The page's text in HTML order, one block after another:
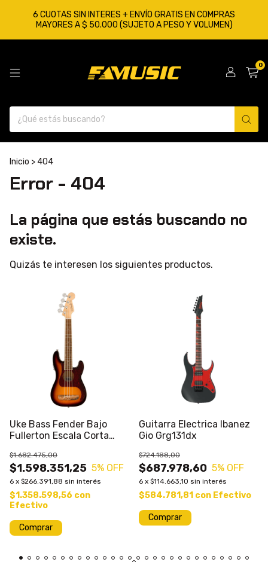
6 CUOTAS SIN INTERES + ENVÍO GRATIS EN COMPRAS
MAYORES A $ 50.000 (SUJETO A PESO Y VOLUMEN)
0
Inicio > 404
Error - 404
La página que estás buscando no
existe.
Quizás te interesen los siguientes productos.
Uke Bass Fender Bajo
Fullerton Escala Corta
$1.598.351,25
$1.682.475,00
5% OFF
6 x $266.391,88 sin interés
$1.358.598,56 con
Efectivo
Comprar
Guitarra Electrica Ibanez
Gio Grg131dx
$687.978,60
$724.188,00
5% OFF
6 x $114.663,10 sin interés
$584.781,81 con Efectivo
Comprar